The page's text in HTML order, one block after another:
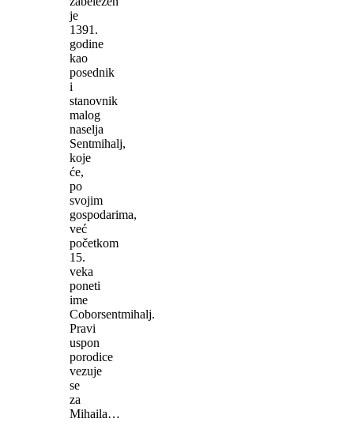
je
1391.
godine
kao
posednik
i
stanovnik
malog
naselja
Sentmihalj,
koje
će,
po
svojim
gospodarima,
već
početkom
15.
veka
poneti
ime
Coborsentmihalj.
Pravi
uspon
porodice
vezuje
se
za
Mihaila…